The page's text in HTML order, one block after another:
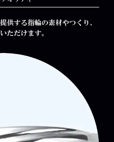
供する指輪の素材やつくり、
ただけます。